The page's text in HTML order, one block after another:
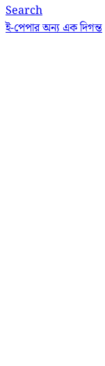
Search
ই-পেপারঅন্য এক দিগন্ত